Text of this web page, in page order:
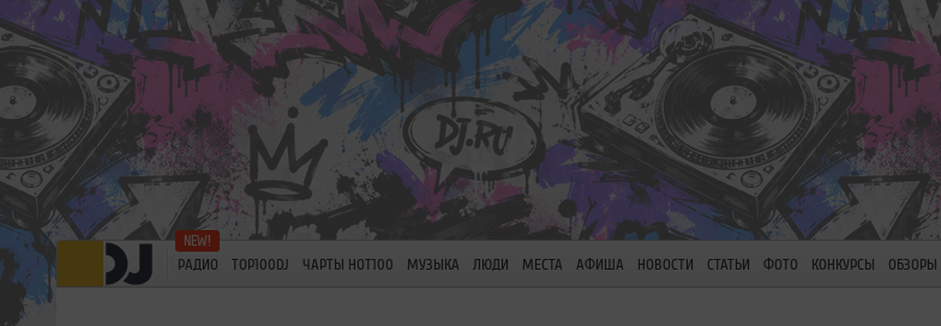
РАДИО TOP100DJ ЧАРТЫ HOT100 МУЗЫКА ЛЮДИ МЕСТА АФИША НОВОСТИ СТАТЬИ ФОТО КОНКУРСЫ ОБЗОРЫ